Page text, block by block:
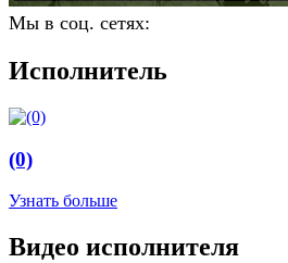
Мы в соц. сетях:
Исполнитель
(0)
Узнать больше
Видео исполнителя